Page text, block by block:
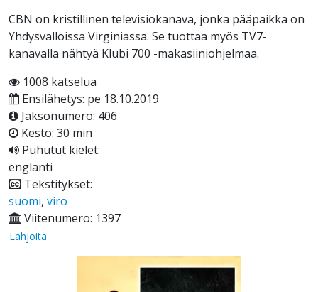
CBN on kristillinen televisiokanava, jonka pääpaikka on
Yhdysvalloissa Virginiassa. Se tuottaa myös TV7-
kanavalla nähtyä Klubi 700 -makasiiniohjelmaa.
1008 katselua
Ensilähetys: pe 18.10.2019
Jaksonumero: 406
Kesto: 30 min
Puhutut kielet:
englanti
Tekstitykset:
suomi, viro
Viitenumero: 1397
Lahjoita